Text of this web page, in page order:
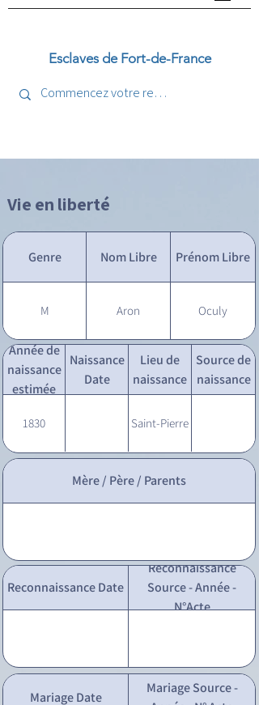
Esclaves de Fort-de-France
Vie en liberté
Genre Nom Libre Prénom Libre
M Aron Oculy
Année de
naissance
estimée
Naissance
Date
Lieu de
naissance
Source de
naissance
1830 Saint-Pierre
Mère / Père / Parents
Reconnaissance Date
Reconnaissance
Source - Année -
N°Acte
Mariage Date
Mariage Source -